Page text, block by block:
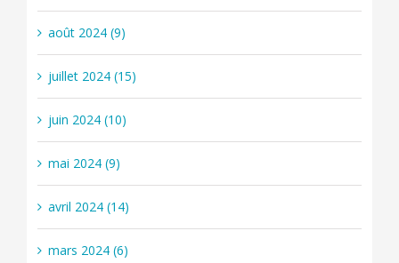
août 2024 (9)
juillet 2024 (15)
juin 2024 (10)
mai 2024 (9)
avril 2024 (14)
mars 2024 (6)